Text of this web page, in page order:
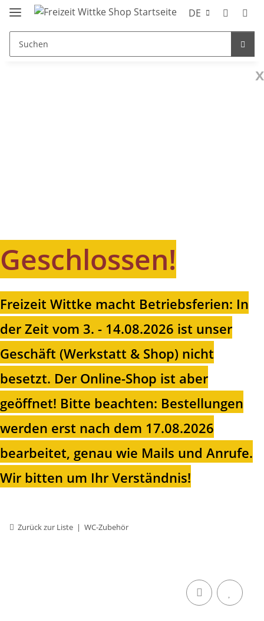
DE
x
Geschlossen!
Freizeit Wittke macht Betriebsferien: In
der Zeit vom 3. - 14.08.2026 ist unser
Geschäft (Werkstatt & Shop) nicht
besetzt. Der Online-Shop ist aber
geöffnet! Bitte beachten: Bestellungen
werden erst nach dem 17.08.2026
bearbeitet, genau wie Mails und Anrufe.
Wir bitten um Ihr Verständnis!
Zurück zur Liste WC-Zubehör